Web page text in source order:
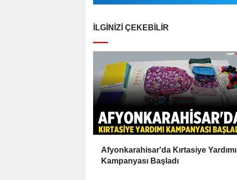
İLGINIZI ÇEKEBILIR
Afyonkarahisar'da Kırtasiye Yardımı
Kampanyası Başladı